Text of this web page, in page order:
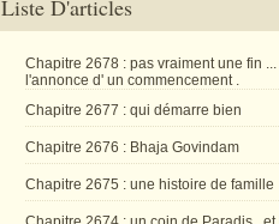
Liste D'articles
Chapitre 2678 : pas vraiment une fin ...
l'annonce d' un commencement .
Chapitre 2677 : qui démarre bien
Chapitre 2676 : Bhaja Govindam
Chapitre 2675 : une histoire de famille